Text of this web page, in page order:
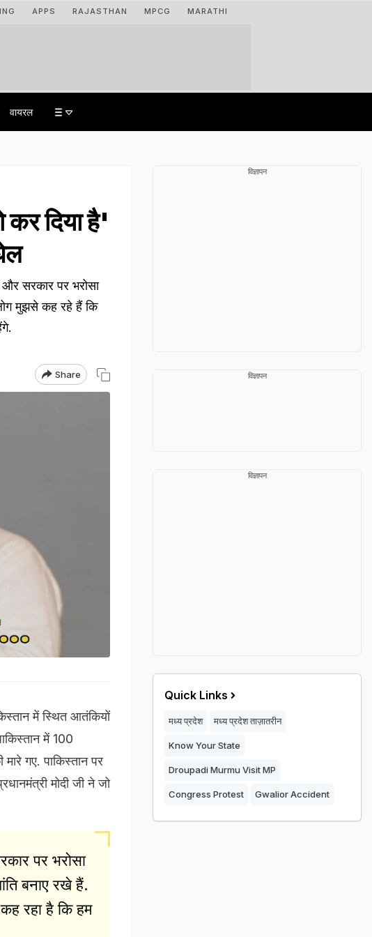
APPS RAJASTHAN MPCG MARATHI
वायरल
कर दिया है'
सरकार पर भरोसा
मुझसे कह रहे हैं कि
Share
में स्थित आतंकियों
में 100
गए. पाकिस्तान पर
मोदी जी ने जो
पर भरोसा
बनाए रखे हैं.
रहा है कि हम
विज्ञापन
विज्ञापन
विज्ञापन
Quick Links
मध्य प्रदेश मध्य प्रदेश ताज़ातरीन
Know Your State
Droupadi Murmu Visit MP
Congress Protest Gwalior Accident